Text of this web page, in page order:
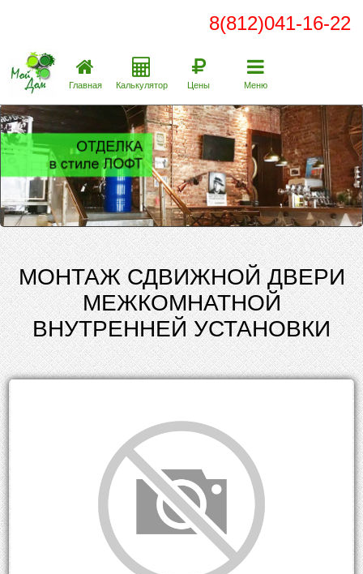
8(812)041-16-22
Главная Калькулятор Цены Меню
МОНТАЖ СДВИЖНОЙ ДВЕРИ
МЕЖКОМНАТНОЙ
ВНУТРЕННЕЙ УСТАНОВКИ